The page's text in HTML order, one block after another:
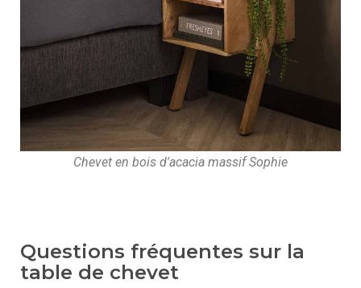
Chevet en bois d'acacia massif Sophie
Questions fréquentes sur la
table de chevet